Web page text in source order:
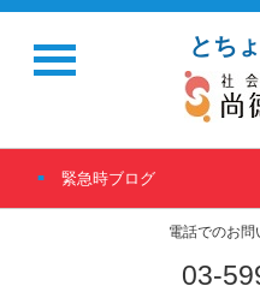
とち
緊急時ブログ
電話でのお問
03-